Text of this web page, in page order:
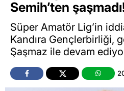
Semih’ten
Süper Amatör Lig’in
Kandıra Gençlerbirliği,
Şaşmaz ile devam